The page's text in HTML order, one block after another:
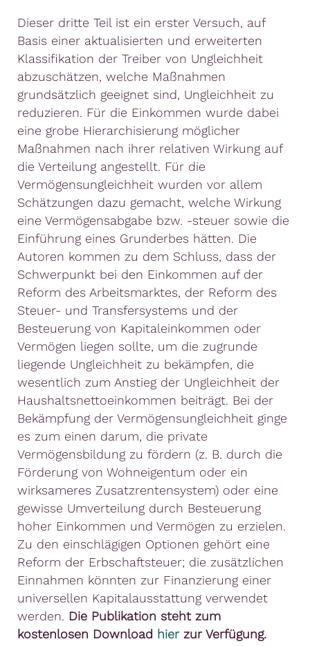
Dieser dritte Teil ist ein erster Versuch, auf
Basis einer aktualisierten und erweiterten
Klassifikation der Treiber von Ungleichheit
abzuschätzen, welche Maßnahmen
grundsätzlich geeignet sind, Ungleichheit zu
reduzieren. Für die Einkommen wurde dabei
eine grobe Hierarchisierung möglicher
Maßnahmen nach ihrer relativen Wirkung auf
die Verteilung angestellt. Für die
Vermögensungleichheit wurden vor allem
Schätzungen dazu gemacht, welche Wirkung
eine Vermögensabgabe bzw. -steuer sowie die
Einführung eines Grunderbes hätten. Die
Autoren kommen zu dem Schluss, dass der
Schwerpunkt bei den Einkommen auf der
Reform des Arbeitsmarktes, der Reform des
Steuer- und Transfersystems und der
Besteuerung von Kapitaleinkommen oder
Vermögen liegen sollte, um die zugrunde
liegende Ungleichheit zu bekämpfen, die
wesentlich zum Anstieg der Ungleichheit der
Haushaltsnettoeinkommen beiträgt. Bei der
Bekämpfung der Vermögensungleichheit ginge
es zum einen darum, die private
Vermögensbildung zu fördern (z. B. durch die
Förderung von Wohneigentum oder ein
wirksameres Zusatzrentensystem) oder eine
gewisse Umverteilung durch Besteuerung
hoher Einkommen und Vermögen zu erzielen.
Zu den einschlägigen Optionen gehört eine
Reform der Erbschaftsteuer; die zusätzlichen
Einnahmen könnten zur Finanzierung einer
universellen Kapitalausstattung verwendet
werden. Die Publikation steht zum
kostenlosen Download hierzur Verfügung.